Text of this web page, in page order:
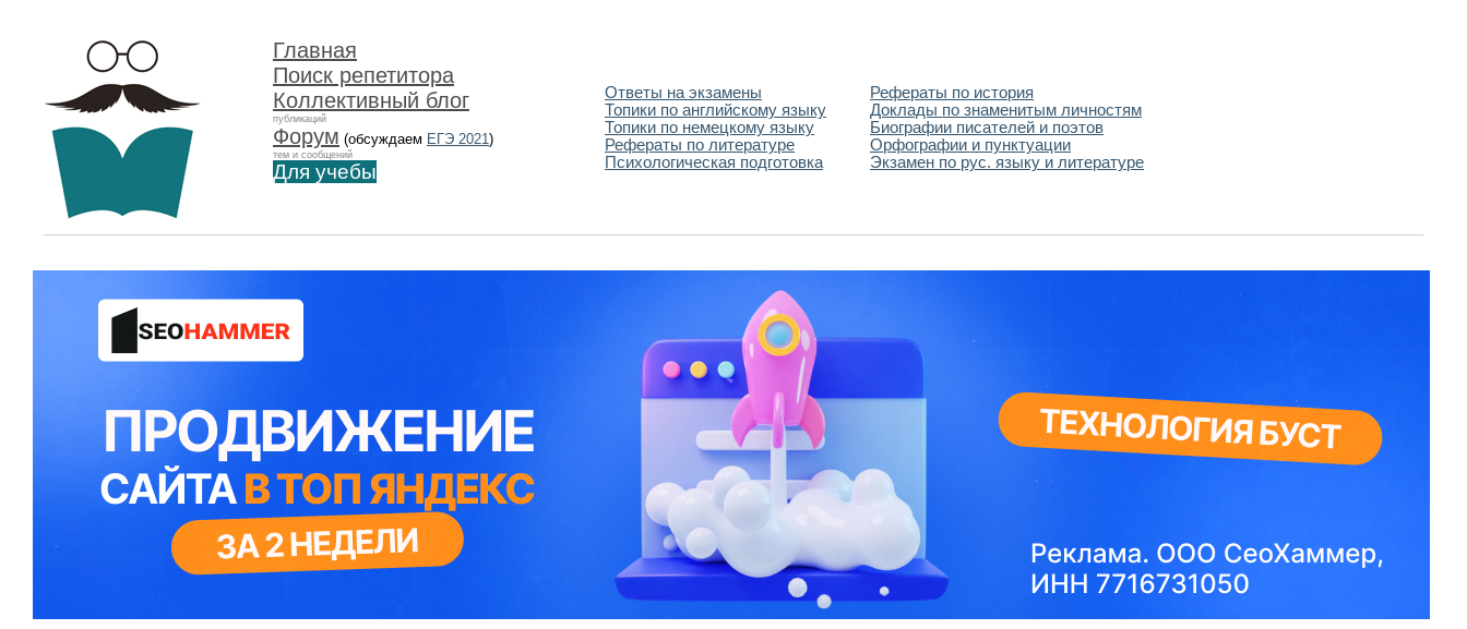
Главная
Поиск репетитора
Коллективный блог
публикаций
Форум (обсуждаем ЕГЭ 2021)
тем и сообщений
Для учебы
Ответы на экзамены
Топики по английскому языку
Топики по немецкому языку
Рефераты по литературе
Психологическая подготовка
Рефераты по история
Доклады по знаменитым личностям
Биографии писателей и поэтов
Орфографии и пунктуации
Экзамен по рус. языку и литературе